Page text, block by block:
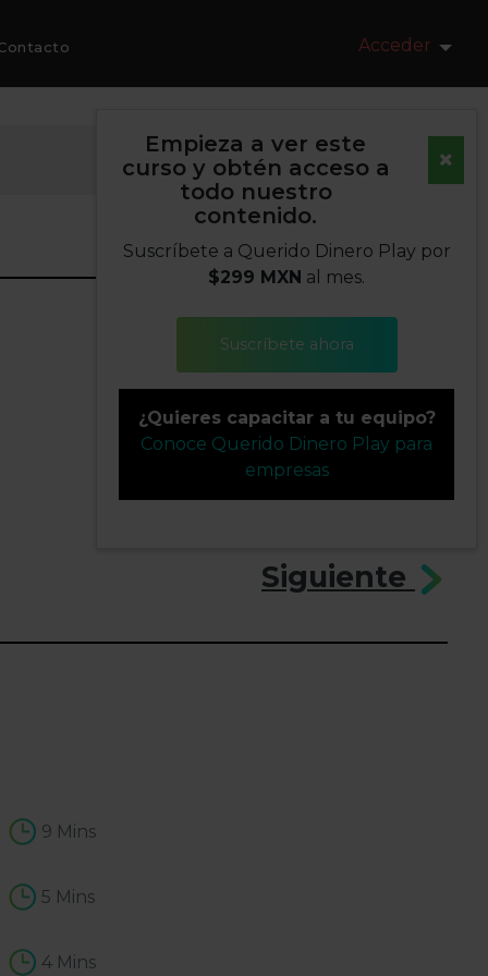
Acceder
Siguiente
9 Mins
5 Mins
4 Mins
Empieza a ver este
curso y obtén acceso a
todo nuestro
contenido.
Suscríbete a Querido Dinero Play por
$299 MXN al mes.
Suscríbete ahora
¿Quieres capacitar a tu equipo?
Conoce Querido Dinero Play para
empresas